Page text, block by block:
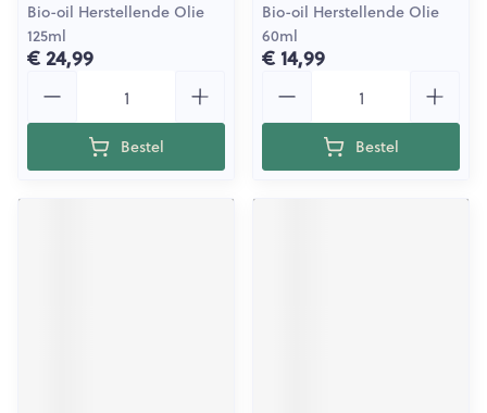
Bio-oil Herstellende Olie
125ml
€ 24,99
Bestel
Bio-oil Herstellende Olie
60ml
€ 14,99
Bestel